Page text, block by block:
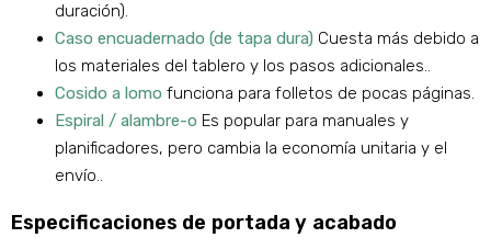
duración).
Caso encuadernado (de tapa dura) Cuesta más debido a
los materiales del tablero y los pasos adicionales..
Cosido a lomo funciona para folletos de pocas páginas.
Espiral / alambre-o Es popular para manuales y
planificadores, pero cambia la economía unitaria y el
envío..
Especificaciones de portada y acabado